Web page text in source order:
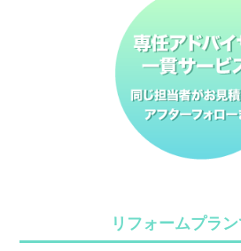
リフォームプラ